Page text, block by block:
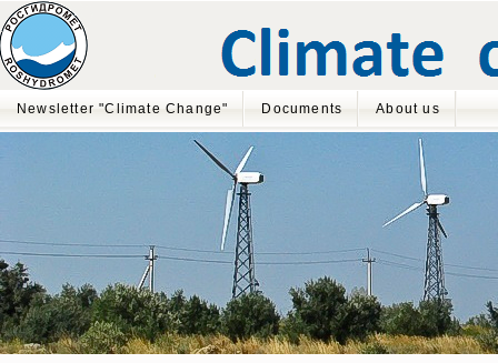
Newsletter "Climate Change" Documents About us